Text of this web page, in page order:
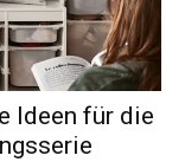
Ideen für die